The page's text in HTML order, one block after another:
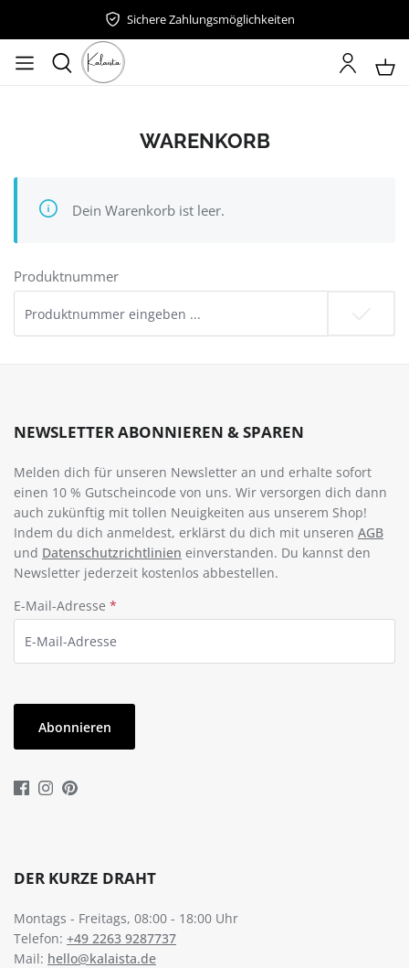
Zum Hauptinhalt springenSichere Zahlungsmöglichkeiten
WARENKORB
Dein Warenkorb ist leer.
Produktnummer
NEWSLETTER ABONNIEREN & SPAREN
Melden dich für unseren Newsletter an und erhalte sofort
einen 10 % Gutscheincode von uns. Wir versorgen dich dann
auch zukünftig mit tollen Neuigkeiten aus unserem Shop!
Indem du dich anmeldest, erklärst du dich mit unseren AGB
und Datenschutzrichtlinien einverstanden. Du kannst den
Newsletter jederzeit kostenlos abbestellen.
E-Mail-Adresse *
Abonnieren
DER KURZE DRAHT
Montags - Freitags, 08:00 - 18:00 Uhr
Telefon: +49 2263 9287737
Mail: hello@kalaista.de